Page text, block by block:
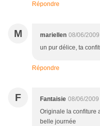
Répondre
M mariellen 08/06/
un pur délice, ta
Répondre
F Fantaisie 08/06/2009
Originale la confiture
belle journée